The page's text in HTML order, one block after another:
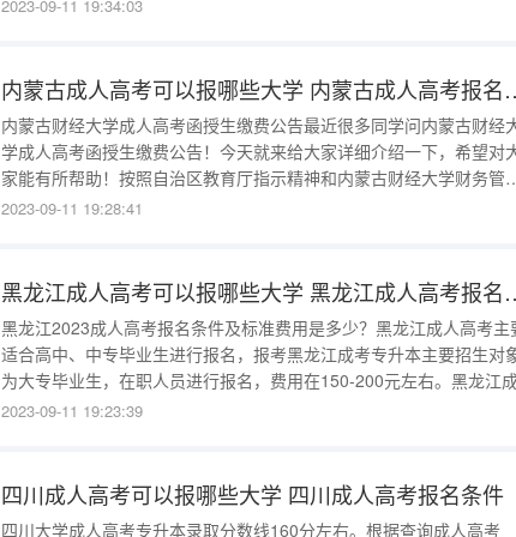
2023-09-11 19:34:03
内蒙古成人高考可
内蒙古财经大学成人高考函授生缴费公告最近很多同学问内蒙古财经
学成人高考函授生缴费公告！今天就来给大家详细介绍一下，希望对
家能有所帮助！按照自治区教育厅指示精神和内蒙古财经大学财务管
制度，学校所有函授生学费(专升本：第一学年2400.00元;第二学年
2023-09-11 19:28:41
黑龙江成人高考可
黑龙江2023成人高考报名条件及标准费用是多少？黑龙江成人高考主
适合高中、中专毕业生进行报名，报考黑龙江成考专升本主要招生对
为大专毕业生，在职人员进行报名，费用在150-200元左右。黑龙江
高考报考需要什么学历要求黑龙江成人高考报名主要招生对象为国家承
2023-09-11 19:23:39
四川成人高考可以报哪些大学 四川成人高考报名条件
四川大学成人高考专升本录取分数线160分左右。根据查询成人高考